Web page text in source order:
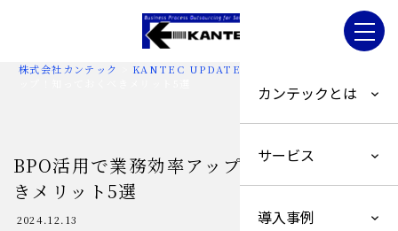
カンテックとは
サービス
導入事例
株式会社カンテック KANTEC UPDATE
BPO活用で業務効率アップ！知っておくべ
きメリット5選
2024.12.13